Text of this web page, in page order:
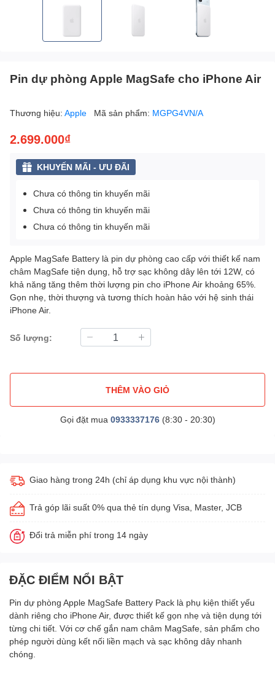
Pin dự phòng Apple MagSafe cho iPhone Air
Thương hiệu: Apple Mã sản phẩm: MGPG4VN/A
2.699.000₫
KHUYẾN MÃI - ƯU ĐÃI
Chưa có thông tin khuyến mãi
Chưa có thông tin khuyến mãi
Chưa có thông tin khuyến mãi
Apple MagSafe Battery là pin dự phòng cao cấp với thiết kế nam
châm MagSafe tiện dụng, hỗ trợ sạc không dây lên tới 12W, có
khả năng tăng thêm thời lượng pin cho iPhone Air khoảng 65%.
Gọn nhẹ, thời thượng và tương thích hoàn hảo với hệ sinh thái
iPhone Air.
Số lượng:
THÊM VÀO GIỎ
Gọi đặt mua 0933337176(8:30 - 20:30)
Giao hàng trong 24h (chỉ áp dụng khu vực nội thành)
Trả góp lãi suất 0% qua thẻ tín dụng Visa, Master, JCB
Đổi trả miễn phí trong 14 ngày
ĐẶC ĐIỂM NỔI BẬT
Pin dự phòng Apple MagSafe Battery Pack là phụ kiện thiết yếu
dành riêng cho iPhone Air, được thiết kế gọn nhẹ và tiện dụng tới
từng chi tiết. Với cơ chế gắn nam châm MagSafe, sản phẩm cho
phép người dùng kết nối liền mạch và sạc không dây nhanh
chóng.